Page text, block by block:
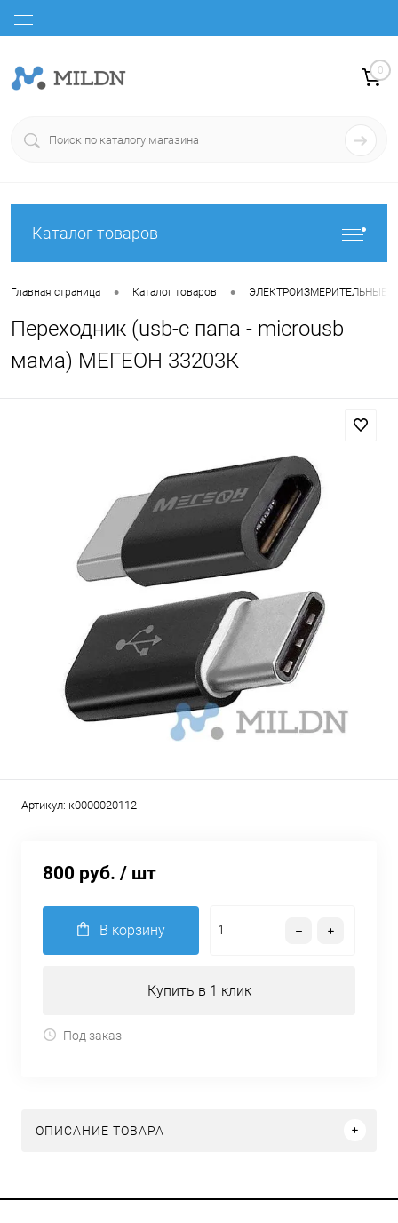
0
Каталог товаров
Главная страница • Каталог товаров • ЭЛЕКТРОИЗМЕРИТЕЛЬНЫЕ
Переходник (usb-c папа - microusb
мама) МЕГЕОН 33203К
Артикул: к0000020112
800 руб. / шт
В корзину
Купить в 1 клик
Под заказ
ОПИСАНИЕ ТОВАРА